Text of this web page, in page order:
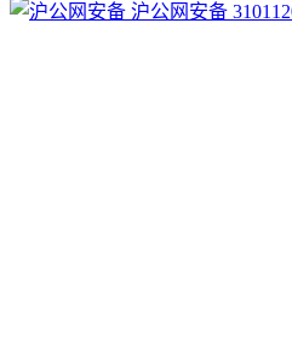
沪公网安备